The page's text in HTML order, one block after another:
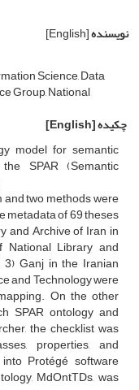
نویسنده[English]
Science, Data
Group, National
چکیده[English]
model for semantic
SPAR (Semantic
two methods were
metadata of 69 theses
and Archive of Iran in
Library and
Ganj in the Iranian
and Technology were
On the other
SPAR ontology and
the checklist was
properties, and
Protégé software
MdOntTDs, was